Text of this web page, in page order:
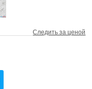
Следить за ценой